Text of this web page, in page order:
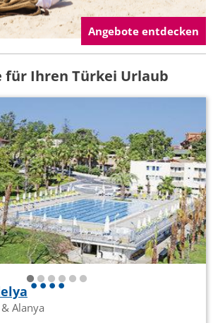
Angebote entdecken
für Ihren Türkei Urlaub
Alanya